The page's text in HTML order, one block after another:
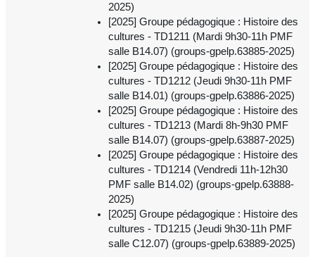
2025)
[2025] Groupe pédagogique : Histoire des
cultures - TD1211 (Mardi 9h30-11h PMF
salle B14.07) (groups-gpelp.63885-2025)
[2025] Groupe pédagogique : Histoire des
cultures - TD1212 (Jeudi 9h30-11h PMF
salle B14.01) (groups-gpelp.63886-2025)
[2025] Groupe pédagogique : Histoire des
cultures - TD1213 (Mardi 8h-9h30 PMF
salle B14.07) (groups-gpelp.63887-2025)
[2025] Groupe pédagogique : Histoire des
cultures - TD1214 (Vendredi 11h-12h30
PMF salle B14.02) (groups-gpelp.63888-
2025)
[2025] Groupe pédagogique : Histoire des
cultures - TD1215 (Jeudi 9h30-11h PMF
salle C12.07) (groups-gpelp.63889-2025)